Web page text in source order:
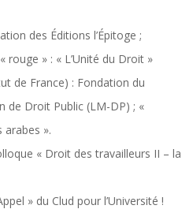
des Éditions l’Épitoge ;
rouge » : « L’Unité du Droit »
de France) : Fondation du
de Droit Public (LM-DP) ; «
».
« Droit des travailleurs II – la
» du Clud pour l’Université !